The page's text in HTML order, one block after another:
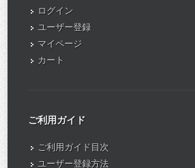
ログイン
ユーザー登録
マイページ
カート
ご利用ガイド
ご利用ガイド目次
ユーザー登録方法